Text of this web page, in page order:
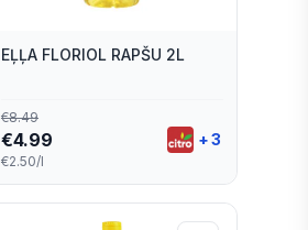
EĻĻA FLORIOL RAPŠU 2L
€8.49
€4.99
€2.50/l
+3